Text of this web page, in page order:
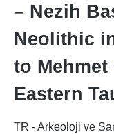
– Nezih
Neolithic
to Mehmet
Eastern
TR - Arkeoloji ve